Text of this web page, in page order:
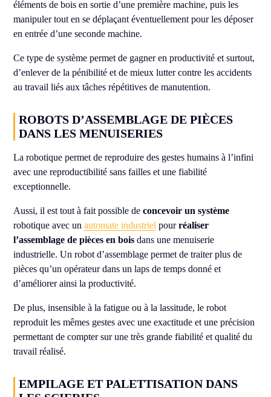
éléments de bois en sortie d’une première machine, puis les
manipuler tout en se déplaçant éventuellement pour les déposer
en entrée d’une seconde machine.
Ce type de système permet de gagner en productivité et surtout,
d’enlever de la pénibilité et de mieux lutter contre les accidents
au travail liés aux tâches répétitives de manutention.
ROBOTS D’ASSEMBLAGE DE PIÈCES
DANS LES MENUISERIES
La robotique permet de reproduire des gestes humains à l’infini
avec une reproductibilité sans failles et une fiabilité
exceptionnelle.
Aussi, il est tout à fait possible deconcevoir un système
robotique avec unautomate industriel pourréaliser
l’assemblage de pièces en bois dans une menuiserie
industrielle. Un robot d’assemblage permet de traiter plus de
pièces qu’un opérateur dans un laps de temps donné et
d’améliorer ainsi la productivité.
De plus, insensible à la fatigue ou à la lassitude, le robot
reproduit les mêmes gestes avec une exactitude et une précision
permettant de compter sur une très grande fiabilité et qualité du
travail réalisé.
EMPILAGE ET PALETTISATION DANS